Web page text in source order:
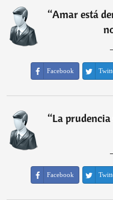
“Amar está
Facebook
“La
Facebook